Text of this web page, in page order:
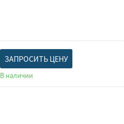
ЗАПРОСИТЬ ЦЕНУ
В наличии